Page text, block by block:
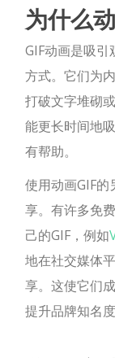
为什么
GIF动画是吸
方式。它们为
打破文字堆砌
能更长时间地
有帮助。
使用动画GIF
享。有许多免
己的GIF，例如
地在社交媒体
享。这使它们
提升品牌知名